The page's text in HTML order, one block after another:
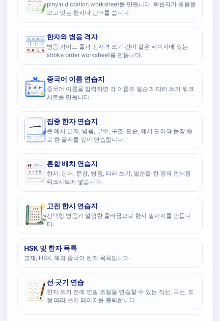
pinyin dictation worksheet를 만듭니다. 학습자가 병음을
보고 맞는 한자나 단어를 씁니다.
한자와 병음 격자
병음 가이드 줄과 전자격 쓰기 칸이 같은 페이지에 있는
stroke order worksheet를 만듭니다.
중국어 이름 연습지
중국어 이름을 입력하면 각 이름의 필순과 따라 쓰기 워크
시트를 만듭니다.
집중 한자 연습지
큰 예시 글자, 병음, 부수, 구조, 필순, 예시 단어와 문장 줄
로 한 글자를 깊이 연습합니다.
혼합 배치 연습지
한자, 단어, 문장, 병음, 따라 쓰기, 필순을 한 장의 인쇄용
워크시트에 넣습니다.
고전 한시 연습지
선택형 병음과 깔끔한 줄바꿈으로 한시 필사지를 만듭니
다.
HSK 및 한자 목록
교재, HSK, 해외 중국어 한자 목록입니다.
선 긋기 연습
한자 쓰기 전에 연필 조절을 연습할 수 있는 직선, 곡선, 도
형 따라 쓰기 페이지를 출력합니다.